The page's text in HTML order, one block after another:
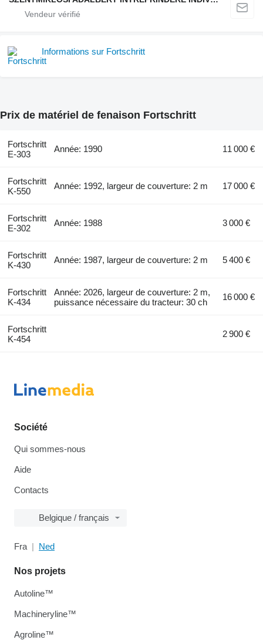
Informations sur Fortschritt
Prix de matériel de fenaison Fortschritt
Fortschritt
E-303
Année: 1990 11 000 €
Fortschritt
K-550
Année: 1992, largeur de couverture: 2 m 17 000 €
Fortschritt
E-302
Année: 1988 3 000 €
Fortschritt
K-430
Année: 1987, largeur de couverture: 2 m 5 400 €
Fortschritt
K-434
Année: 2026, largeur de couverture: 2 m,
puissance nécessaire du tracteur: 30 ch
16 000 €
Fortschritt
K-454
2 900 €
Société
Qui sommes-nous
Aide
Contacts
Belgique / français
Fra Ned
Nos projets
Autoline™
Machineryline™
Agroline™